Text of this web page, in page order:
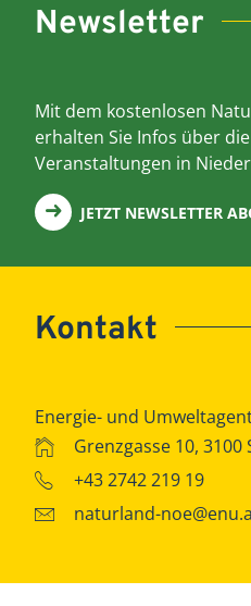
Newsletter
Mit dem kostenlosen
erhalten Sie Infos über
Veranstaltungen in
JETZT NEWSLETTER
Kontakt
Energie- und
Grenzgasse 10, 3100
+43 2742 219 19
naturland-